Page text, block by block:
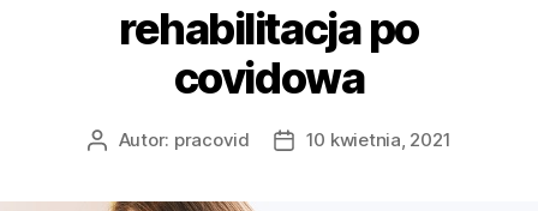
rehabilitacja po
covidowa
AutorAutor: pracovid
Data10 kwietnia, 2021